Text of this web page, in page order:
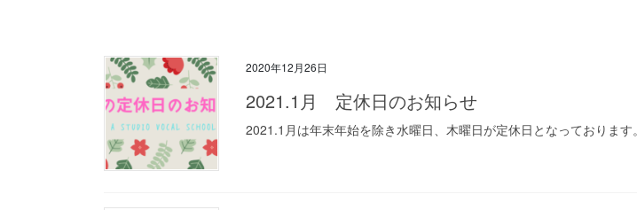
2020年12月26日
2021.1月 定休日のお知らせ
2021.1月は年末年始を除き水曜日、木曜日が定休日となっております。